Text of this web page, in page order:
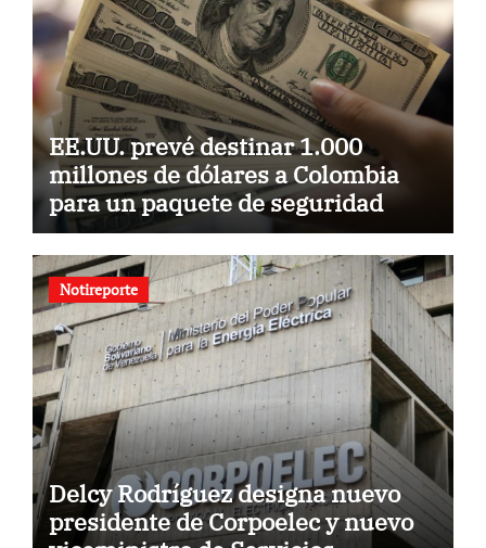
EE.UU. prevé destinar 1.000
millones de dólares a Colombia
para un paquete de seguridad
Notireporte
Delcy Rodríguez designa nuevo
presidente de Corpoelec y nuevo